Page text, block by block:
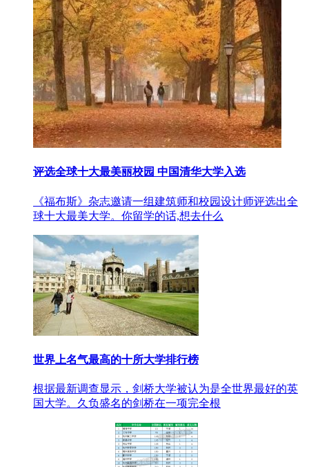
评选全球十大最美丽校园 中国清华大学入选
《福布斯》杂志邀请一组建筑师和校园设计师评选出全
球十大最美大学。你留学的话,想去什么
世界上名气最高的十所大学排行榜
根据最新调查显示，剑桥大学被认为是全世界最好的英
国大学。久负盛名的剑桥在一项完全根